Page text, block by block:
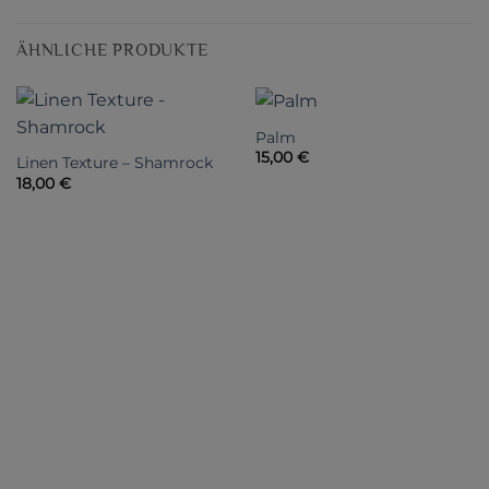
ÄHNLICHE PRODUKTE
Linen Texture – Shamrock
18,00 €
Palm
15,00 €